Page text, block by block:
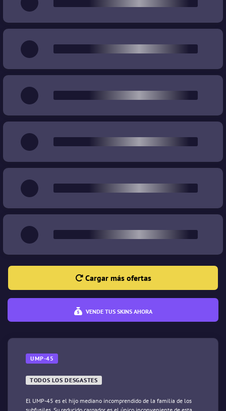
VENDE TUS SKINS AHORA
Cargar más ofertas
UMP-45
TODOS LOS DESGASTES
El UMP-45 es el hijo mediano incomprendido de la familia de los